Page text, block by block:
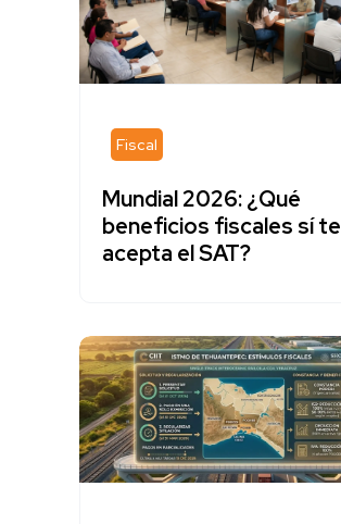
Fiscal
Mundial 2026: ¿Qué
beneficios fiscales sí te
acepta el SAT?